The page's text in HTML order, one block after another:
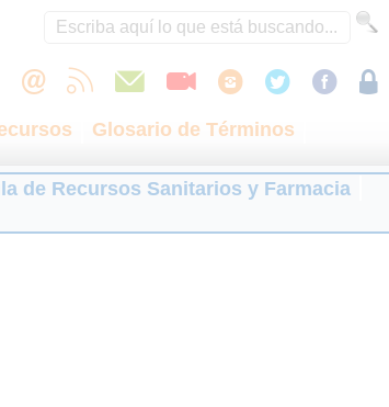
Glosario de Términos
de Recursos Sanitarios y Farmacia